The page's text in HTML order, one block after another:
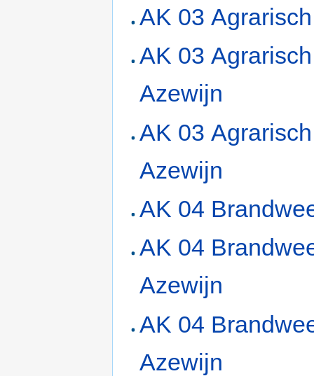
AK 03 Agrarisch
AK 03 Agrarisch
Azewijn
AK 03
Azewijn
AK 04
AK 04
Azewijn
AK 04
Azewijn